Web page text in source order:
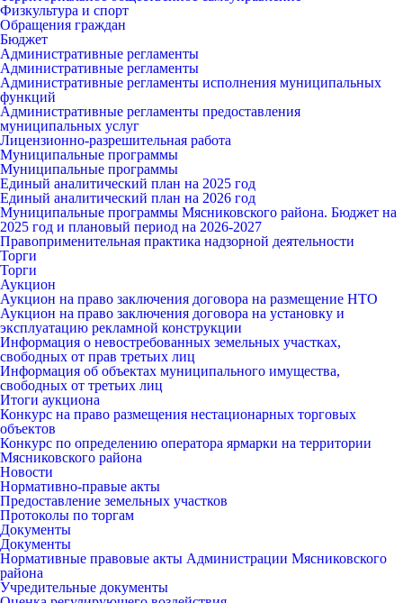
Физкультура и спорт
Обращения граждан
Бюджет
Административные регламенты
Административные регламенты
Административные регламенты исполнения муниципальных
функций
Административные регламенты предоставления
муниципальных услуг
Лицензионно-разрешительная работа
Муниципальные программы
Муниципальные программы
Единый аналитический план на 2025 год
Единый аналитический план на 2026 год
Муниципальные программы Мясниковского района. Бюджет на
2025 год и плановый период на 2026-2027
Правоприменительная практика надзорной деятельности
Торги
Торги
Аукцион
Аукцион на право заключения договора на размещение НТО
Аукцион на право заключения договора на установку и
эксплуатацию рекламной конструкции
Информация о невостребованных земельных участках,
свободных от прав третьих лиц
Информация об объектах муниципального имущества,
свободных от третьих лиц
Итоги аукциона
Конкурс на право размещения нестационарных торговых
объектов
Конкурс по определению оператора ярмарки на территории
Мясниковского района
Новости
Нормативно-правые акты
Предоставление земельных участков
Протоколы по торгам
Документы
Документы
Нормативные правовые акты Администрации Мясниковского
района
Учредительные документы